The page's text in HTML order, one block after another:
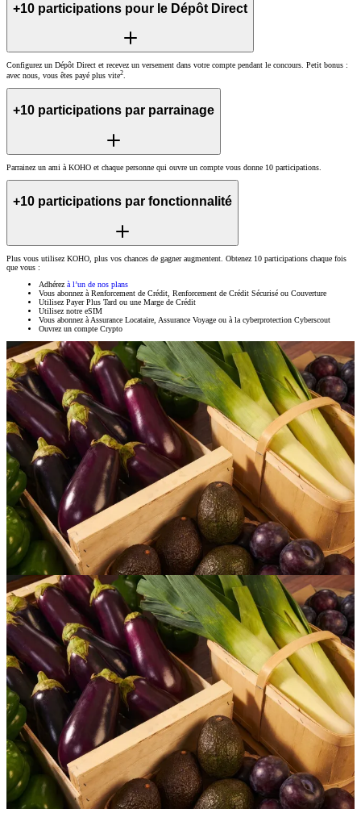
+10 participations pour le Dépôt Direct
Configurez un Dépôt Direct et recevez un versement dans votre compte pendant le concours. Petit bonus :
avec nous, vous êtes payé plus vite2.
+10 participations par parrainage
Parrainez un ami à KOHO et chaque personne qui ouvre un compte vous donne 10 participations.
+10 participations par fonctionnalité
Plus vous utilisez KOHO, plus vos chances de gagner augmentent. Obtenez 10 participations chaque fois
que vous :
Adhérez à l’un de nos plans
Vous abonnez à Renforcement de Crédit, Renforcement de Crédit Sécurisé ou Couverture
Utilisez Payer Plus Tard ou une Marge de Crédit
Utilisez notre eSIM
Vous abonnez à Assurance Locataire, Assurance Voyage ou à la cyberprotection Cyberscout
Ouvrez un compte Crypto